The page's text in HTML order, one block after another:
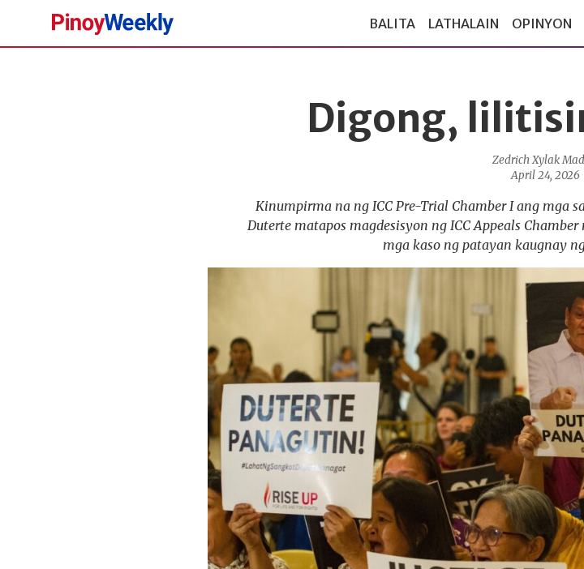
Pinoy
BALITA LATHALAIN OPINYON
Digong,
Zedrich Xylak
April 24, 2026
Kinumpirma na ng ICC Pre-Trial Chamber I ang mga
Duterte matapos magdesisyon ng ICC Appeals
mga kaso ng patayan kaugnay